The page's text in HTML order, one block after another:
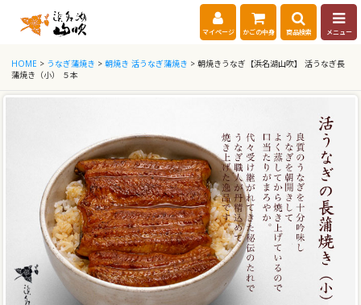
マイページ かごの中身 商品検索 メニュー
HOME > うなぎ蒲焼き > 朝焼き 活うなぎ蒲焼き > 朝焼きうなぎ【浜名湖山吹】 活うなぎ長
蒲焼き（小） ５本